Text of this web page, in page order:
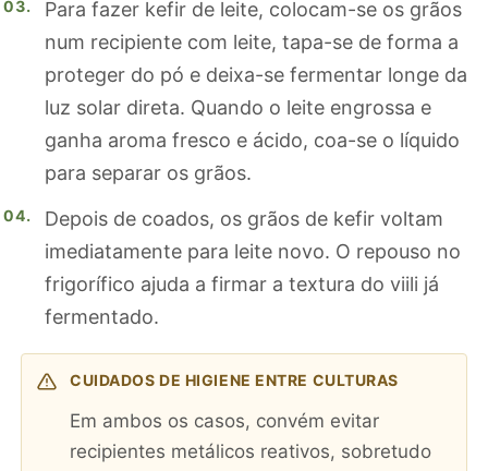
Para fazer kefir de leite, colocam-se os grãos
num recipiente com leite, tapa-se de forma a
proteger do pó e deixa-se fermentar longe da
luz solar direta. Quando o leite engrossa e
ganha aroma fresco e ácido, coa-se o líquido
para separar os grãos.
Depois de coados, os grãos de kefir voltam
imediatamente para leite novo. O repouso no
frigorífico ajuda a firmar a textura do viili já
fermentado.
CUIDADOS DE HIGIENE ENTRE CULTURAS
Em ambos os casos, convém evitar
recipientes metálicos reativos, sobretudo